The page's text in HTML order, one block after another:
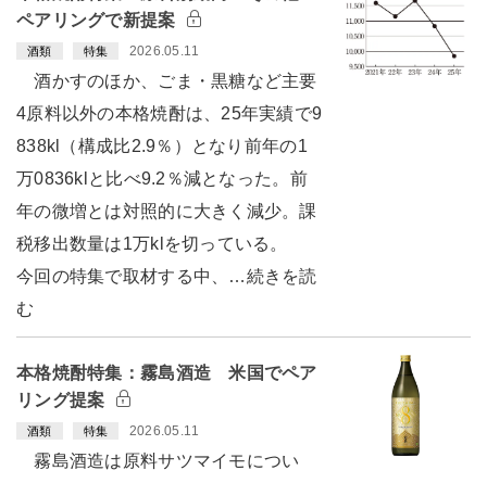
ペアリングで新提案
酒類 特集 2026.05.11
酒かすのほか、ごま・黒糖など主要
4原料以外の本格焼酎は、25年実績で9
838kl（構成比2.9％）となり前年の1
万0836klと比べ9.2％減となった。前
年の微増とは対照的に大きく減少。課
税移出数量は1万klを切っている。
今回の特集で取材する中、…続きを読
む
本格焼酎特集：霧島酒造 米国でペア
リング提案
酒類 特集 2026.05.11
霧島酒造は原料サツマイモについ